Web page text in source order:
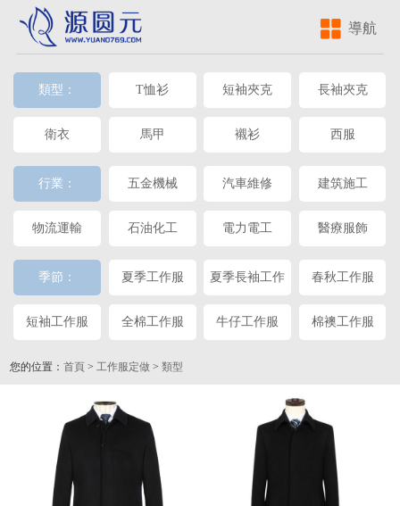
導航
類型： T恤衫 短袖夾克 長袖夾克
衛衣 馬甲 襯衫 西服
行業： 五金機械 汽車維修 建筑施工
物流運輸 石油化工 電力電工 醫療服飾
季節： 夏季工作服 夏季長袖工作
服
春秋工作服
短袖工作服 全棉工作服 牛仔工作服 棉襖工作服
您的位置：首頁 >工作服定做 >類型